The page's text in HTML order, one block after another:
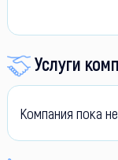
Услуги
Компания пока